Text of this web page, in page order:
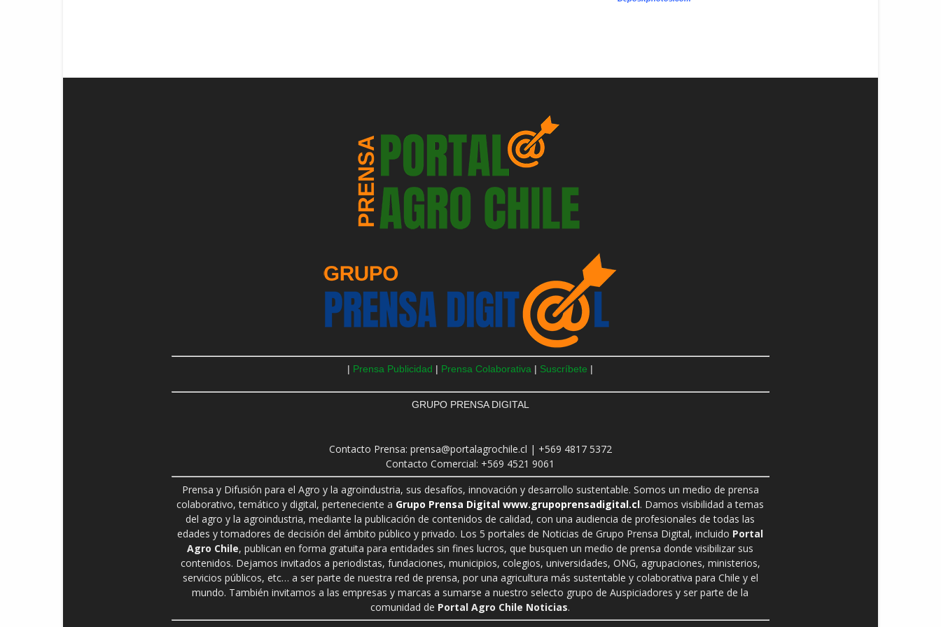
| Prensa Publicidad | Prensa Colaborativa | Suscríbete |
GRUPO PRENSA DIGITAL
Contacto Prensa: prensa@portalagrochile.cl | +569 4817 5372
Contacto Comercial: +569 4521 9061
Prensa y Difusión para el Agro y la agroindustria, sus desafíos, innovación y desarrollo sustentable. Somos un medio de prensa
colaborativo, temático y digital, perteneciente a Grupo Prensa Digital www.grupoprensadigital.cl. Damos visibilidad a temas
del agro y la agroindustria, mediante la publicación de contenidos de calidad, con una audiencia de profesionales de todas las
edades y tomadores de decisión del ámbito público y privado. Los 5 portales de Noticias de Grupo Prensa Digital, incluido Portal
Agro Chile, publican en forma gratuita para entidades sin fines lucros, que busquen un medio de prensa donde visibilizar sus
contenidos. Dejamos invitados a periodistas, fundaciones, municipios, colegios, universidades, ONG, agrupaciones, ministerios,
servicios públicos, etc… a ser parte de nuestra red de prensa, por una agricultura más sustentable y colaborativa para Chile y el
mundo. También invitamos a las empresas y marcas a sumarse a nuestro selecto grupo de Auspiciadores y ser parte de la
comunidad de Portal Agro Chile Noticias.